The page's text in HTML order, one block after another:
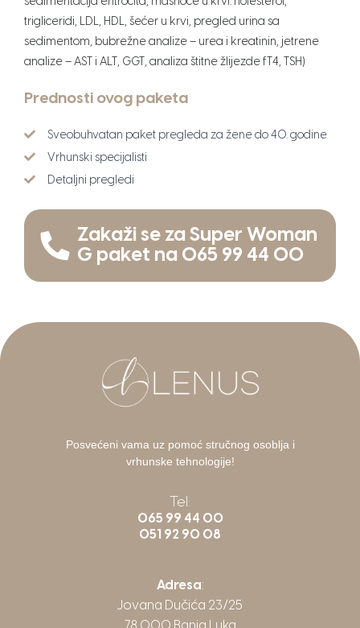
trigliceridi, LDL, HDL, šećer u krvi, pregled urina sa
sedimentom, bubrežne analize – urea i kreatinin, jetrene
analize – AST i ALT, GGT, analiza štitne žlijezde fT4, TSH)
Prednosti ovog paketa
Sveobuhvatan paket pregleda za žene do 40. godine
Vrhunski specijalisti
Detaljni pregledi
Zakaži se za Super Woman
G paket na 065 99 44 00
Posvećeni vama uz pomoć stručnog osoblja i
vrhunske tehnologije!
Tel:
065 99 44 00
051 92 90 08
Adresa:
Jovana Dučića 23/25